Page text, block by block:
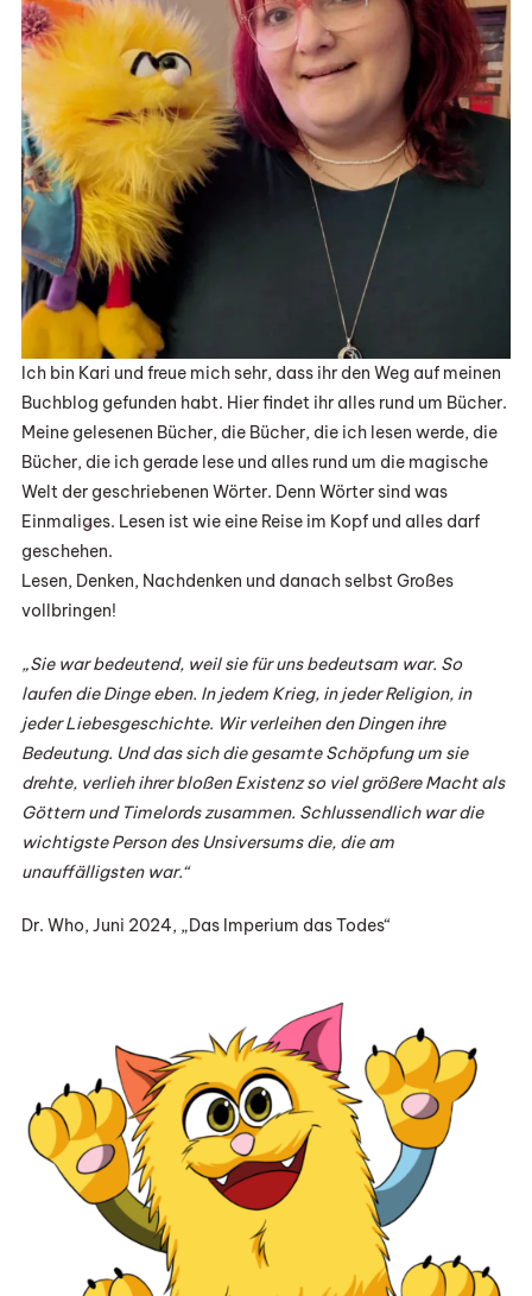
Ich bin Kari und freue mich sehr, dass ihr den Weg auf meinen
Buchblog gefunden habt. Hier findet ihr alles rund um Bücher.
Meine gelesenen Bücher, die Bücher, die ich lesen werde, die
Bücher, die ich gerade lese und alles rund um die magische
Welt der geschriebenen Wörter. Denn Wörter sind was
Einmaliges. Lesen ist wie eine Reise im Kopf und alles darf
geschehen.
Lesen, Denken, Nachdenken und danach selbst Großes
vollbringen!
„Sie war bedeutend, weil sie für uns bedeutsam war. So
laufen die Dinge eben. In jedem Krieg, in jeder Religion, in
jeder Liebesgeschichte. Wir verleihen den Dingen ihre
Bedeutung. Und das sich die gesamte Schöpfung um sie
drehte, verlieh ihrer bloßen Existenz so viel größere Macht als
Göttern und Timelords zusammen. Schlussendlich war die
wichtigste Person des Unsiversums die, die am
unauffälligsten war.“
Dr. Who, Juni 2024, „Das Imperium das Todes“